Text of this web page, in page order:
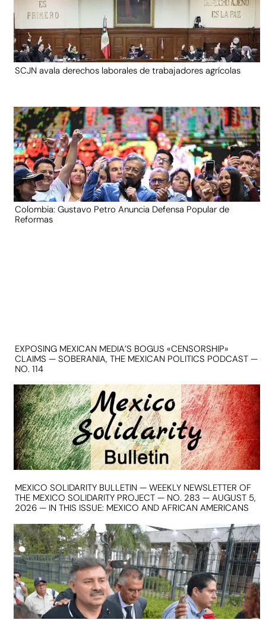
SCJN avala derechos laborales de trabajadores agrícolas
Colombia: Gustavo Petro Anuncia Defensa Popular de
Reformas
EXPOSING MEXICAN MEDIA’S BOGUS «CENSORSHIP»
CLAIMS — SOBERANIA, THE MEXICAN POLITICS PODCAST —
NO. 114
MEXICO SOLIDARITY BULLETIN — WEEKLY NEWSLETTER OF
THE MEXICO SOLIDARITY PROJECT — NO. 283 — AUGUST 5,
2026 — IN THIS ISSUE: MEXICO AND AFRICAN AMERICANS